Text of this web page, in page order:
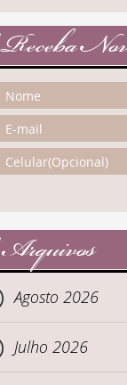
Receba
Arquivos
Agosto 2026
Julho 2026